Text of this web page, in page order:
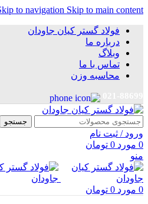
to navigation Skip to main content
فولاد گستر کیان جاودان
درباره ما
وبلاگ
تماس با ما
محاسبه وزن
جستجو
ورود / ثبت نام
0 مورد 0 تومان
منو
0 مورد 0 تومان